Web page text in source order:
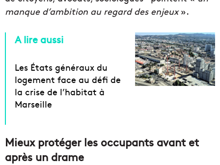
manque d’ambition au regard des enjeux».
A lire aussi
Les États généraux du
logement face au défi de
la crise de l’habitat à
Marseille
Mieux protéger les occupants avant et
après un drame